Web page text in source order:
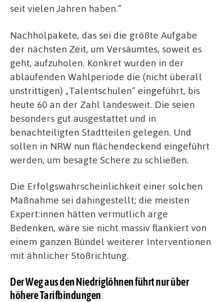
seit vielen Jahren haben.“
Nachholpakete, das sei die größte Aufgabe
der nächsten Zeit, um Versäumtes, soweit es
geht, aufzuholen. Konkret wurden in der
ablaufenden Wahlperiode die (nicht überall
unstrittigen) „Talentschulen“ eingeführt, bis
heute 60 an der Zahl landesweit. Die seien
besonders gut ausgestattet und in
benachteiligten Stadtteilen gelegen. Und
sollen in NRW nun flächendeckend eingeführt
werden, um besagte Schere zu schließen.
Die Erfolgswahrscheinlichkeit einer solchen
Maßnahme sei dahingestellt; die meisten
Expert:innen hätten vermutlich arge
Bedenken, wäre sie nicht massiv flankiert von
einem ganzen Bündel weiterer Interventionen
mit ähnlicher Stoßrichtung.
Der Weg aus den Niedriglöhnen führt nur über
höhere Tarifbindungen